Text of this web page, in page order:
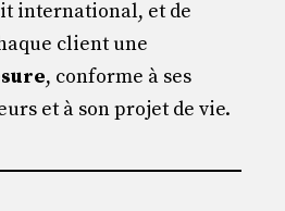
international, et de
client une
, conforme à ses
et à son projet de vie.